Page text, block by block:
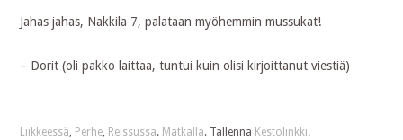
Jahas jahas, Nakkila 7, palataan myöhemmin mussukat!
– Dorit (oli pakko laittaa, tuntui kuin olisi kirjoittanut viestiä)
Liikkeessä, Perhe, Reissussa. Matkalla. Tallenna Kestolinkki.